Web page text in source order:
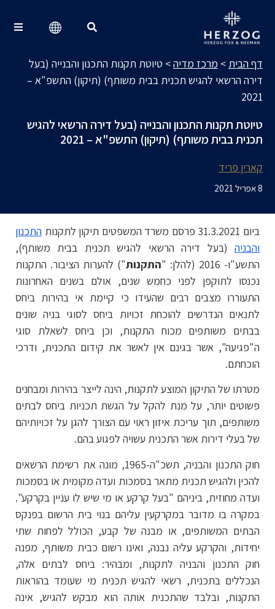
דף הבית > מרכז מדיה> טיוטת תקנות התכנון והבנייה (בעל
דירה הרשאי להגיש תכנית בבית משותף) (תיקון) התשפ"א –
2021
טיוטת תקנות התכנון והבנייה (בעל דירה הרשאי להגיש
תכנית בבית משותף) (תיקון) התשפ"א – 2021
קארין פריד
8 אפריל 2021
ביום 31.3.2021 פרסם משרד המשפטים תיקון לתקנות
התכנון
והבניה (בעל דירה הרשאי להגיש תכנית בבית משותף),
התשע"ו- 2016 (להלן: "
התקנות") להערות הציבור. התקנות
נכנסו לתוקפן לפני כחמש שנים, אולם בשנים האחרונות
התעוררו מצבים רבים שהעידו כי קיימת אי בהירות ביחס
לתנאים הנדרשים להוכחת זכויות ביחס לסוגי בניה שונים
בבתים משותפים מכוח התקנות, וכן ביחס לשאלת סוגי
ה"פגיעה", אשר בגינם אין לאשר את קידום התכנית, ודרכי
הוכחתם.
מטרתו של התיקון המוצע לתקנות, הינה לייצר בהירות ומבחנים
פשוטים יותר, על מנת להקל על הגשת תכניות ביחס לבתים
משותפים, תוך עריכת איזון ראוי עם הצורך להגן על זכויותיהם
של בעלי דירות אשר התכנית עשויה לפגוע בהם.
חוק התכנון והבניה, תשכ"ה-1965, מונה את רשימת הרשאים
להכין ולהגיש תכנית מתאר בסמכות ועדה מקומית או בסמכות
ועדה מחוזית, ביניהם "בעל קרקע או מי שיש לו עניין בקרקע".
במקרה בו מדובר במקרקעין עליהם בנוי בית הרשום בפנקס
הבתים המשותפים, או מבנה של קבע, הכולל לפחות שתי
יחידות, והקרקע עליה נבנה, ואינו רשום כבית משותף, מפנה
חוק התכנון והבניה לתקנות, ומבהיר: ביחס לבתים אלה,
הנכללים בתכנית, רשאי להגיש תכנית מי שעומד בהוראות
התקנות, ובלבד שהתכנית אותה הוא מבקש להגיש, אינה